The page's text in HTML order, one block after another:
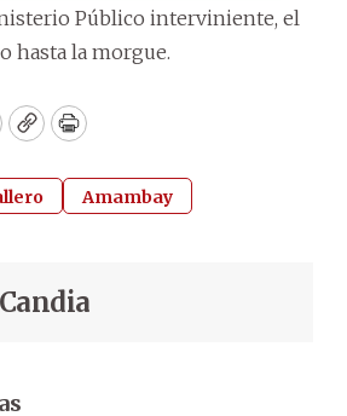
Público interviniente, el
hasta la morgue.
CopyPrint
Amambay